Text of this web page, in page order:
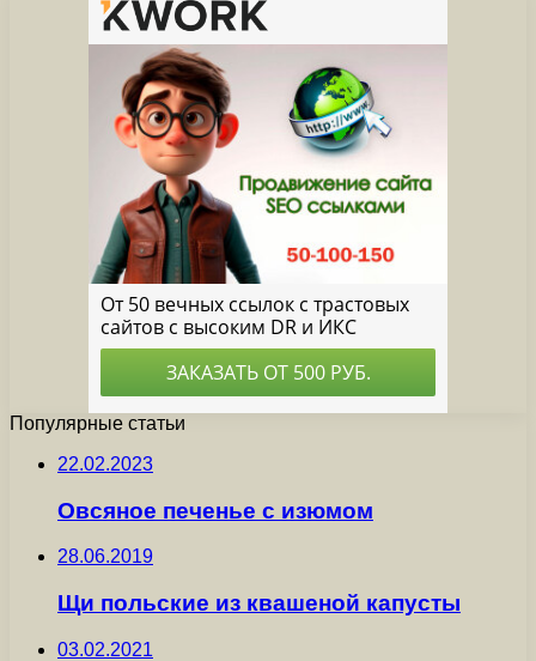
Популярные статьи
22.02.2023
Овсяное печенье с изюмом
28.06.2019
Щи польские из квашеной капусты
03.02.2021